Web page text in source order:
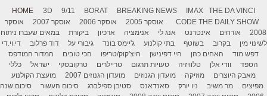
HOME 3D 9/11 BORAT BREAKING NEWS IMAX
THE DA VINCI
CODE THE DAILY SHOW אוסקר 2005 אוסקר 2006 אוסקר 2007
אוסקר
2008
אורחים אינטרנט אנג לי אנימציה ארכיון ביקורת
במאים שעברו ניתוח
לשינוי מין
בקרוב בשוטף בתי קולנוע ג'יימס בונד גיבורי על דוד פרלוב
די.וי.די
דפש מוד
האחים כהן היי דפינישן היצ'קוק/טריפו הכי טובים
המדור המודפס
הספד
וודי אלן טלוויזיה טעויות תרגום טריילרים טרקובסקי ישראל
כללי
מאבק היוצרים
מוזיקה מועדון הגנוזים מועדון הגנוזים 2007
מועצת הקולנוע
מפיצים
מר משיב ניו יורק סאנדאנס סטיבן ספילברג סיכום העשור
סיכום שנה